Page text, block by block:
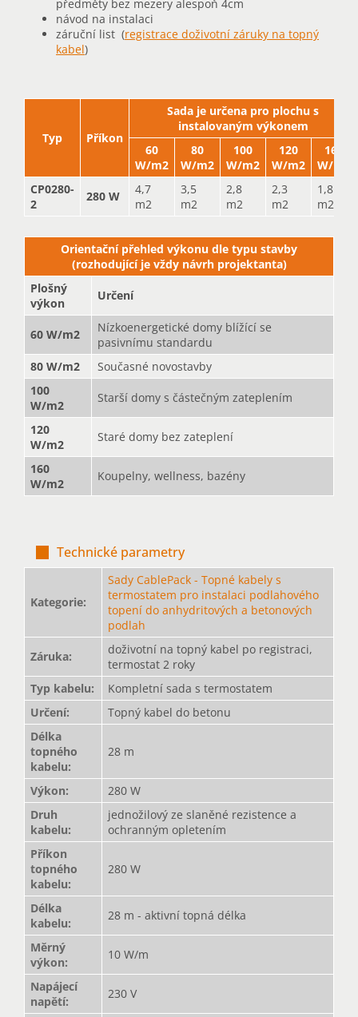
předměty bez mezery alespoň 4cm
návod na instalaci
záruční list (registrace doživotní záruky na topný
kabel)
Typ Příkon
Sada je určena pro plochu s
instalovaným výkonem
60
W/m2
80
W/m2
100
W/m2
120
W/m2
160
W/m2
CP0280-
2
280 W
4,7
m2
3,5
m2
2,8
m2
2,3
m2
1,8
m2
Orientační přehled výkonu dle typu stavby
(rozhodující je vždy návrh projektanta)
Plošný
výkon
Určení
60 W/m2
Nízkoenergetické domy blížící se
pasivnímu standardu
80 W/m2
Současné novostavby
100
W/m2
Starší domy s částečným zateplením
120
W/m2
Staré domy bez zateplení
160
W/m2
Koupelny, wellness, bazény
Technické parametry
Kategorie:
Sady CablePack - Topné kabely s
termostatem pro instalaci podlahového
topení do anhydritových a betonových
podlah
Záruka:
doživotní na topný kabel po registraci,
termostat 2 roky
Typ kabelu:
Kompletní sada s termostatem
Určení:
Topný kabel do betonu
Délka
topného
kabelu:
28 m
Výkon:
280 W
Druh
kabelu:
jednožilový ze slaněné rezistence a
ochranným opletením
Příkon
topného
kabelu:
280 W
Délka
kabelu:
28 m - aktivní topná délka
Měrný
výkon:
10 W/m
Napájecí
napětí:
230 V